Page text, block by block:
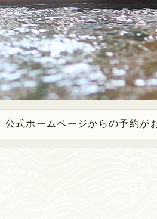
公式ホームページからの予約が